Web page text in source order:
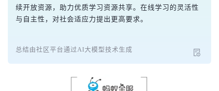
续开放资源，助力优质学习资源共享。在线学习的灵活性
与自主性，对社会适应力提出更高要求。
总结由社区平台通过AI大模型技术生成